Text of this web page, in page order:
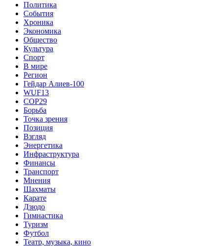
Политика
События
Хроника
Экономика
Общество
Культура
Спорт
В мире
Регион
Гейдар Алиев-100
WUF13
COP29
Борьба
Точка зрения
Позиция
Взгляд
Энергетика
Инфраструктура
Финансы
Транспорт
Мнения
Шахматы
Карате
Дзюдо
Гимнастика
Туризм
Футбол
Театр, музыка, кино